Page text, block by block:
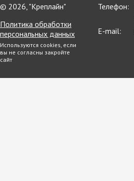
© 2026, "Креплайн"
Политика обработки
персональных данных
Используются cookies, если
вы не согласны закройте
сайт
Телефон:
E-mail: